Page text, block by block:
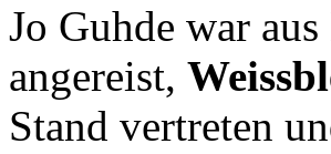
Jo Guhde war
angereist,
Stand vertreten